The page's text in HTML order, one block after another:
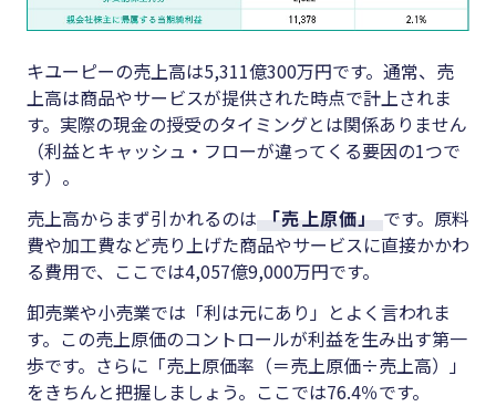
キユーピーの売上高は5,311億300万円です。通常、売
上高は商品やサービスが提供された時点で計上されま
す。実際の現金の授受のタイミングとは関係ありません
（利益とキャッシュ・フローが違ってくる要因の1つで
す）。
売上高からまず引かれるのは 「売上原価」 です。原料
費や加工費など売り上げた商品やサービスに直接かかわ
る費用で、ここでは4,057億9,000万円です。
卸売業や小売業では「利は元にあり」とよく言われま
す。この売上原価のコントロールが利益を生み出す第一
歩です。さらに「売上原価率（＝売上原価÷売上高）」
をきちんと把握しましょう。ここでは76.4％です。